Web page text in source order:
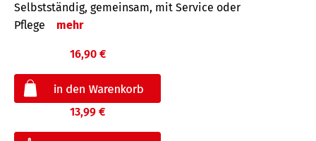
Selbstständig, gemeinsam, mit Service oder
Pflege
mehr
16,90 €
13,99 €